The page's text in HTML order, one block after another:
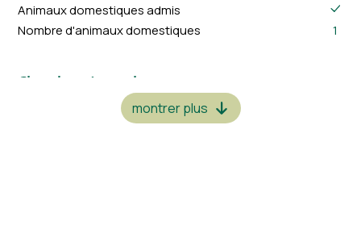
Animaux domestiques admis
Nombre d'animaux domestiques
1
Chambres à coucher
montrer plus